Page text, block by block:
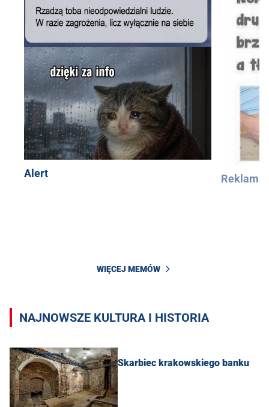
Alert Reklama
WIĘCEJ MEMÓW
NAJNOWSZE KULTURA I HISTORIA
Skarbiec krakowskiego banku